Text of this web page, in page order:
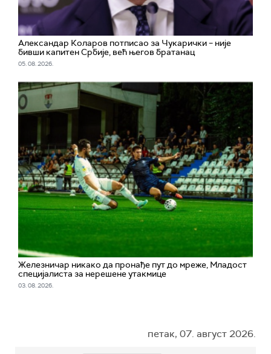
Александар Коларов потписао за Чукарички – није
бивши капитен Србије, већ његов братанац
05. 08. 2026.
Железничар никако да пронађе пут до мреже, Младост
специјалиста за нерешене утакмице
03. 08. 2026.
петак, 07. август 2026.